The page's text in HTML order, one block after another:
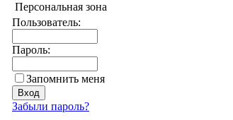
Персональная зона
Пользователь:
Пароль:
Запомнить меня
Забыли пароль?